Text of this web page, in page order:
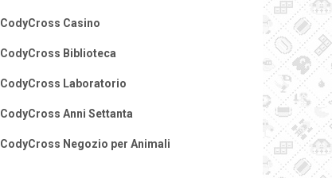
CodyCross Casino
CodyCross Biblioteca
CodyCross Laboratorio
CodyCross Anni Settanta
CodyCross Negozio per Animali